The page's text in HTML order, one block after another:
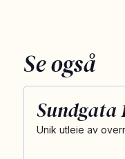
Se også
Sundgata
Unik utleie av